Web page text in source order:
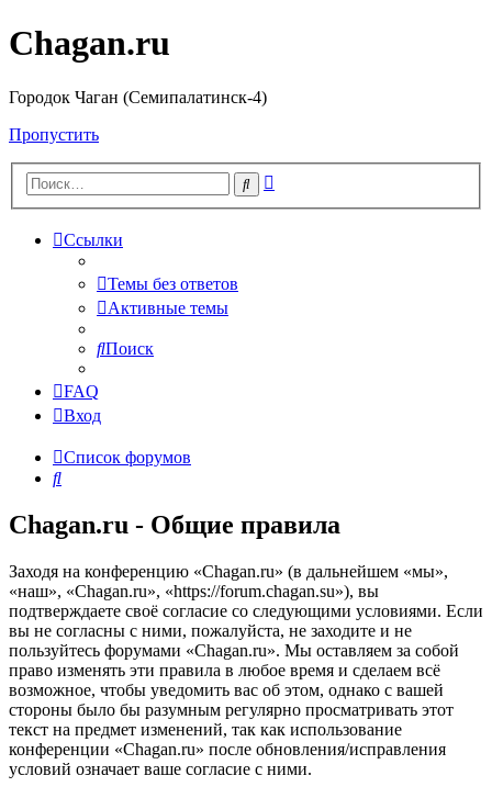
Chagan.ru
Городок Чаган (Семипалатинск-4)
Пропустить
Поиск
Ссылки
Темы без ответов
Активные темы
Поиск
FAQ
Вход
Список форумов
Поиск
Chagan.ru - Общие правила
Заходя на конференцию «Chagan.ru» (в дальнейшем «мы»,
«наш», «Chagan.ru», «https://forum.chagan.su»), вы
подтверждаете своё согласие со следующими условиями. Если
вы не согласны с ними, пожалуйста, не заходите и не
пользуйтесь форумами «Chagan.ru». Мы оставляем за собой
право изменять эти правила в любое время и сделаем всё
возможное, чтобы уведомить вас об этом, однако с вашей
стороны было бы разумным регулярно просматривать этот
текст на предмет изменений, так как использование
конференции «Chagan.ru» после обновления/исправления
условий означает ваше согласие с ними.